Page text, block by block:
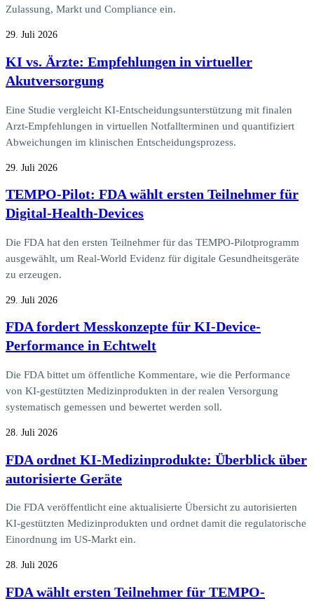
Zulassung, Markt und Compliance ein.
29. Juli 2026
KI vs. Ärzte: Empfehlungen in virtueller
Akutversorgung
Eine Studie vergleicht KI-Entscheidungsunterstützung mit finalen
Arzt-Empfehlungen in virtuellen Notfallterminen und quantifiziert
Abweichungen im klinischen Entscheidungsprozess.
29. Juli 2026
TEMPO-Pilot: FDA wählt ersten Teilnehmer für
Digital-Health-Devices
Die FDA hat den ersten Teilnehmer für das TEMPO-Pilotprogramm
ausgewählt, um Real-World Evidenz für digitale Gesundheitsgeräte
zu erzeugen.
29. Juli 2026
FDA fordert Messkonzepte für KI-Device-
Performance in Echtwelt
Die FDA bittet um öffentliche Kommentare, wie die Performance
von KI-gestützten Medizinprodukten in der realen Versorgung
systematisch gemessen und bewertet werden soll.
28. Juli 2026
FDA ordnet KI-Medizinprodukte: Überblick über
autorisierte Geräte
Die FDA veröffentlicht eine aktualisierte Übersicht zu autorisierten
KI-gestützten Medizinprodukten und ordnet damit die regulatorische
Einordnung im US-Markt ein.
28. Juli 2026
FDA wählt ersten Teilnehmer für TEMPO-